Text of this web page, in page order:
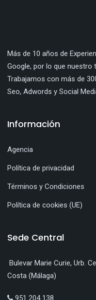
Más de 10 años de
Google, por lo que
Trabajamos con más de
Seo, Adwords y Social
Información
Agencia
Política de privacidad
Términos y Condiciones
Política de cookies (UE)
Sede Central
Bulevar Marie Curie, Urb.
Costa (Málaga)
951 204 138